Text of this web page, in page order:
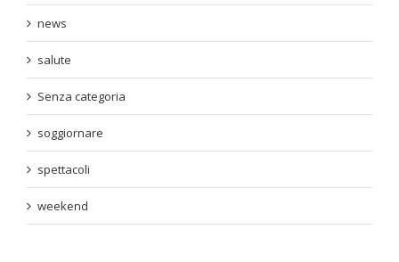
news
salute
Senza categoria
soggiornare
spettacoli
weekend